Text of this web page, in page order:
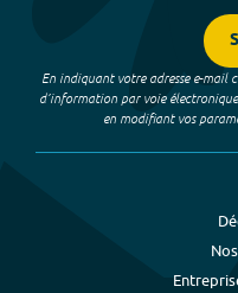
En indiquant votre adresse e-mail
d’information par voie
en modifiant vos